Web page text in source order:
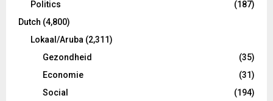
Politics
(187)
Dutch (4,800)
Lokaal/Aruba (2,311)
Gezondheid
(35)
Economie
(31)
Social
(194)